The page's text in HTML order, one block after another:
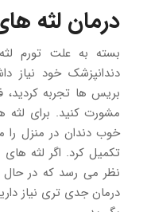
درمان لثه
بسته به علت تورم
دندانپزشک خود نیاز
بریس ها تجربه کردید،
مشورت کنید. برای لثه
خوب دندان در منزل را
تکمیل کرد. اگر لثه
نظر می رسد که در
درمان جدی تری نیاز